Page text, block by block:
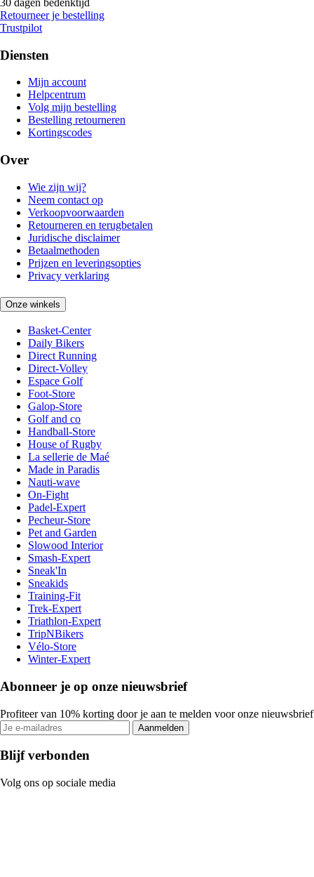
30 dagen bedenktijd
Retourneer je bestelling
Trustpilot
Diensten
Mijn account
Helpcentrum
Volg mijn bestelling
Bestelling retourneren
Kortingscodes
Over
Wie zijn wij?
Neem contact op
Verkoopvoorwaarden
Retourneren en terugbetalen
Juridische disclaimer
Betaalmethoden
Prijzen en leveringsopties
Privacy verklaring
Onze winkels
Basket-Center
Daily Bikers
Direct Running
Direct-Volley
Espace Golf
Foot-Store
Galop-Store
Golf and co
Handball-Store
House of Rugby
La sellerie de Maé
Made in Paradis
Nauti-wave
On-Fight
Padel-Expert
Pecheur-Store
Pet and Garden
Slowood Interior
Smash-Expert
Sneak'In
Sneakids
Training-Fit
Trek-Expert
Triathlon-Expert
TripNBikers
Vélo-Store
Winter-Expert
Abonneer je op onze nieuwsbrief
Profiteer van 10% korting door je aan te melden voor onze nieuwsbrief
Aanmelden
Blijf verbonden
Volg ons op sociale media